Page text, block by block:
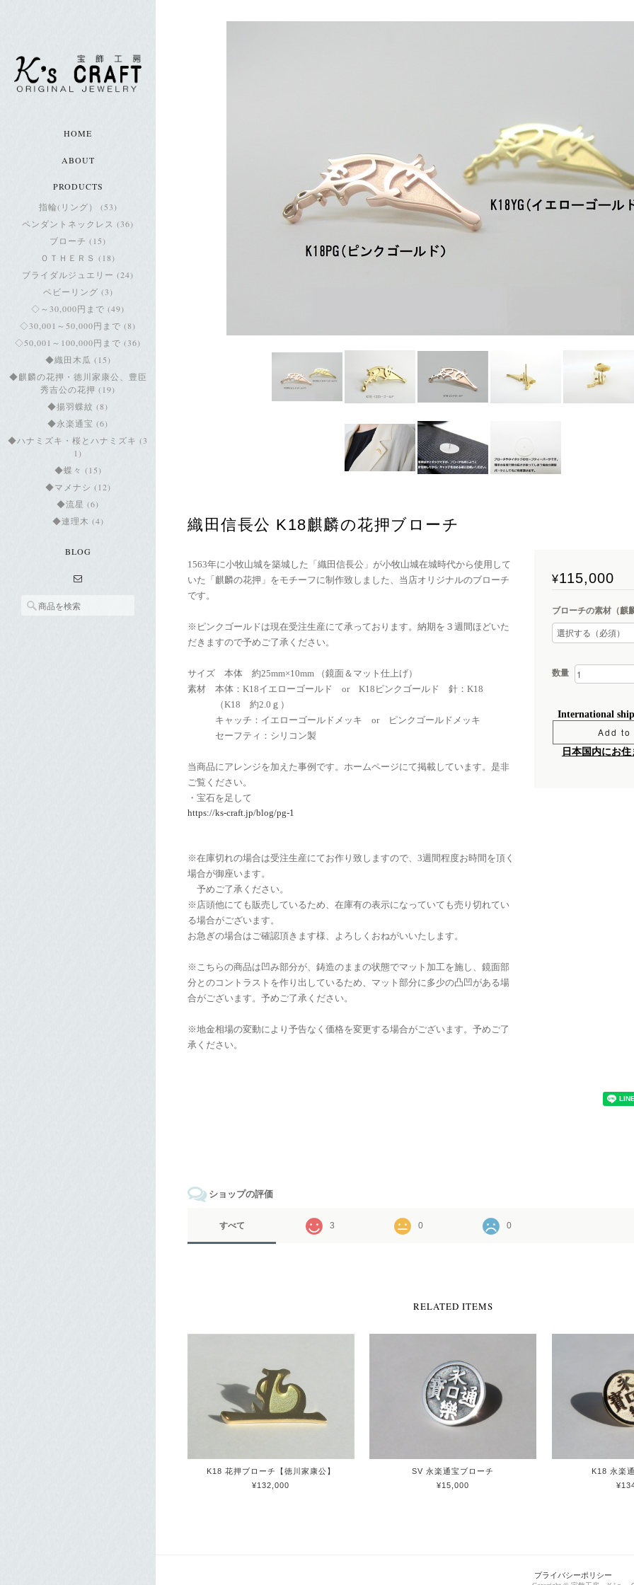
HOME
ABOUT
PRODUCTS
指輪(リング） (53)
ペンダントネックレス (36)
ブローチ (15)
ＯＴＨＥＲＳ (18)
ブライダルジュエリー (24)
ベビーリング (3)
◇～30,000円まで (49)
◇30,001～50,000円まで (8)
◇50,001～100,000円まで (36)
◆織田木瓜 (15)
◆麒麟の花押・徳川家康公、豊臣
秀吉公の花押 (19)
◆揚羽蝶紋 (8)
◆永楽通宝 (6)
◆ハナミズキ・桜とハナミズキ (3
1)
◆蝶々 (15)
◆マメナシ (12)
◆流星 (6)
◆連理木 (4)
BLOG
織田信長公 K18麒麟の花押ブローチ
1563年に小牧山城を築城した「織田信長公」が小牧山城在城時代から使用して
いた「麒麟の花押」をモチーフに制作致しました、当店オリジナルのブローチ
です。
※ピンクゴールドは現在受注生産にて承っております。納期を３週間ほどいた
だきますので予めご了承ください。
サイズ 本体 約25mm×10mm （鏡面＆マット仕上げ）
素材 本体：K18イエローゴールド or K18ピンクゴールド 針：K18
（K18 約2.0ｇ）
キャッチ：イエローゴールドメッキ or ピンクゴールドメッキ
セーフティ：シリコン製
当商品にアレンジを加えた事例です。ホームページにて掲載しています。是非
ご覧ください。
・宝石を足して
https://ks-craft.jp/blog/pg-1
※在庫切れの場合は受注生産にてお作り致しますので、3週間程度お時間を頂く
場合が御座います。
予めご了承ください。
※店頭他にても販売しているため、在庫有の表示になっていても売り切れてい
る場合がございます。
お急ぎの場合はご確認頂きます様、よろしくおねがいいたします。
※こちらの商品は凹み部分が、鋳造のままの状態でマット加工を施し、鏡面部
分とのコントラストを作り出しているため、マット部分に多少の凸凹がある場
合がございます。予めご了承ください。
※地金相場の変動により予告なく価格を変更する場合がございます。予めご了
承ください。
¥115,000
ブローチの素材（麒
数量
International
Add
日本国内にお
ショップの評価
すべて 3 0 0
RELATED ITEMS
K18 花押ブローチ【徳川家康公】
¥132,000
SV 永楽通宝ブローチ
¥15,000
K18 永楽
プライバシーポリシー